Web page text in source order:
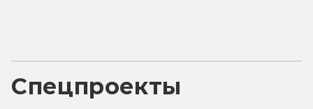
Спецпроекты